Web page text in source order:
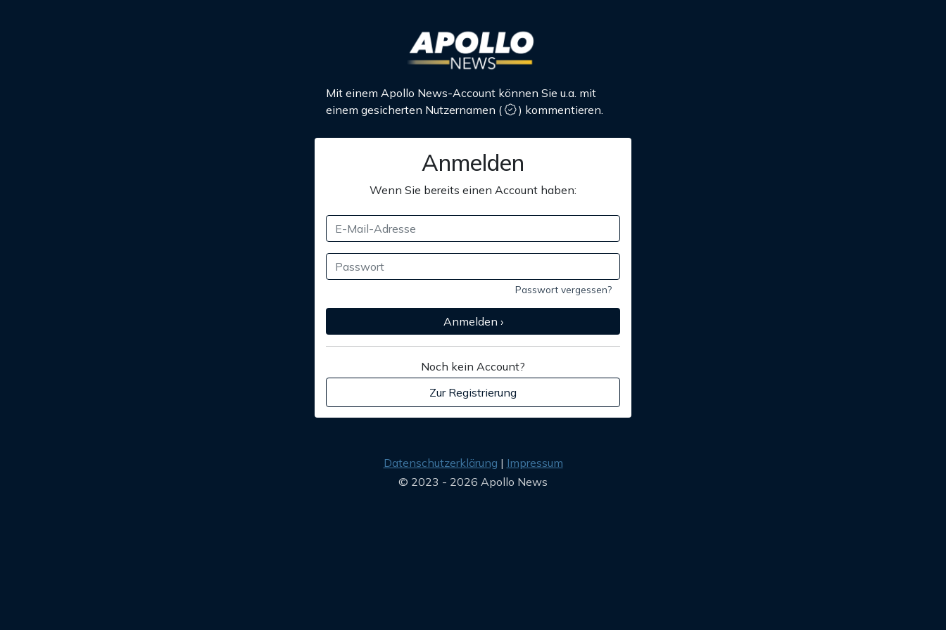
Mit einem Apollo News-Account können Sie u.a. mit
einem gesicherten Nutzernamen ( ) kommentieren.
Anmelden
Wenn Sie bereits einen Account haben:
Passwort vergessen?
Anmelden ›
Noch kein Account?
Zur Registrierung
Datenschutzerklärung
Impressum
© 2023 - 2026 Apollo News